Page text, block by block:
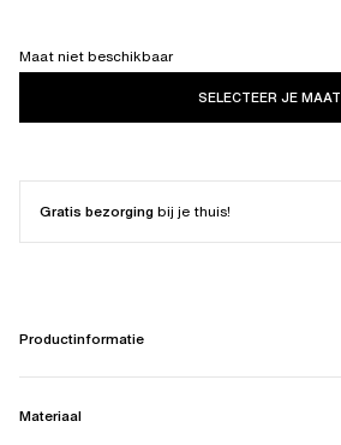
Maat niet beschikbaar
SELECTEER JE MAAT
Gratis bezorgingbij je thuis!
Productinformatie
Materiaal